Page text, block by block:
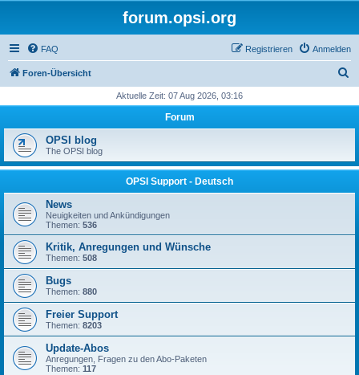
forum.opsi.org
FAQ Anmelden
Registrieren
Foren-Übersicht
h
Aktuelle Zeit: 07 Aug 2026, 03:16
Forum
OPSI blog
The OPSI blog
OPSI Support - Deutsch
News
Neuigkeiten und Ankündigungen
Themen: 536
Kritik, Anregungen und Wünsche
Themen: 508
Bugs
Themen: 880
Freier Support
Themen: 8203
Update-Abos
Anregungen, Fragen zu den Abo-Paketen
Themen: 117